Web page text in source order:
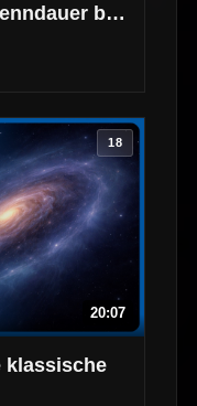
bei
18
20:07
klassische